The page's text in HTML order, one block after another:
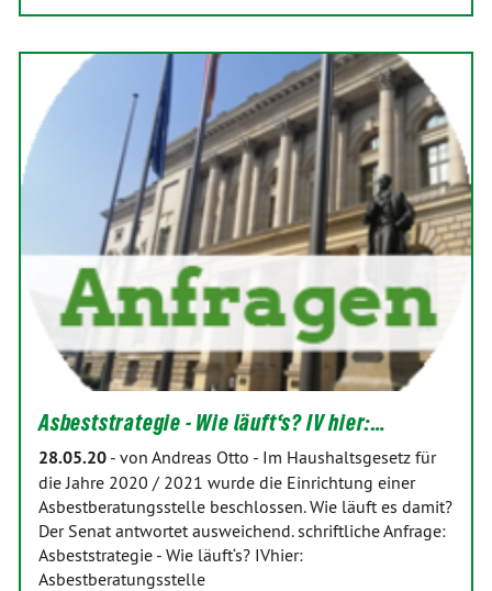
Asbeststrategie - Wie läuft‘s? IV hier:…
28.05.20 - von Andreas Otto - Im Haushaltsgesetz für
die Jahre 2020 / 2021 wurde die Einrichtung einer
Asbestberatungsstelle beschlossen. Wie läuft es damit?
Der Senat antwortet ausweichend. schriftliche Anfrage:
Asbeststrategie - Wie läuft‘s? IVhier:
Asbestberatungsstelle